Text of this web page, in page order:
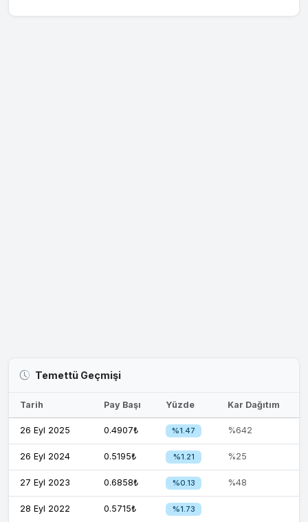
Temettü Geçmişi
Tarih Pay Başı Yüzde Kar Dağıtım
26 Eyl 2025 0.4907₺ %1.47 %642
26 Eyl 2024 0.5195₺ %1.21 %25
27 Eyl 2023 0.6858₺ %0.13 %48
28 Eyl 2022 0.5715₺ %1.73